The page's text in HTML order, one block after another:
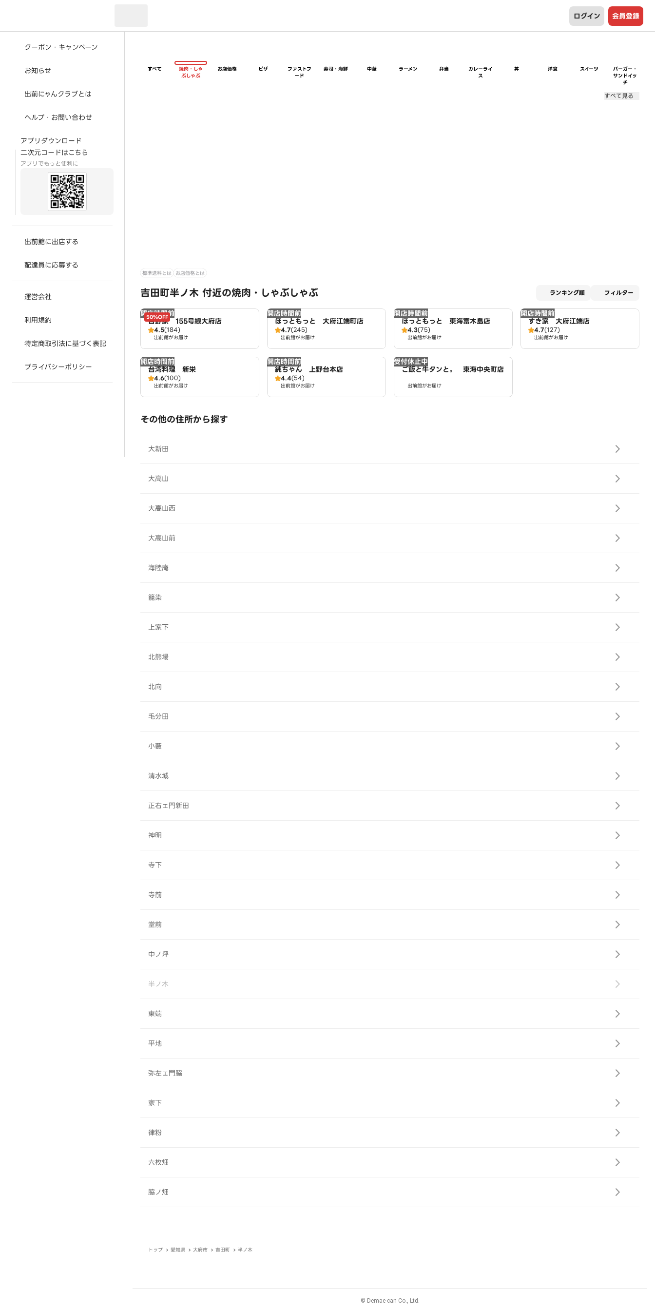
ログイン 会員登録
クーポン・キャンペーン
お知らせ
出前にゃんクラブとは
ヘルプ・お問い合わせ
アプリダウンロード
二次元コードはこちら
アプリでもっと便利に
出前館に出店する
配達員に応募する
運営会社
利用規約
特定商取引法に基づく表記
プライバシーポリシー
すべて
焼肉・しゃ
ぶしゃぶ
お店価格 ピザ
ファストフ
ード
寿司・海鮮 中華 ラーメン 弁当
カレーライ
ス
丼 洋食 スイーツ
バーガー・
サンドイッ
チ
すべて見る
標準送料とは お店価格とは
吉田町半ノ木 付近の焼肉・しゃぶしゃぶ ランキング順 フィルター
開店時間前
50%OFF
吉野家 155号線大府店
4.5(184)
出前館がお届け
開店時間前
ほっともっと 大府江端町店
4.7(245)
出前館がお届け
開店時間前
ほっともっと 東海富木島店
4.3(75)
出前館がお届け
開店時間前
すき家 大府江端店
4.7(127)
出前館がお届け
開店時間前
台湾料理 新栄
4.6(100)
出前館がお届け
開店時間前
純ちゃん 上野台本店
4.4(54)
出前館がお届け
受付休止中
ご飯と牛タンと。 東海中央町店
出前館がお届け
その他の住所から探す
大新田
大高山
大高山西
大高山前
海陸庵
籠染
上家下
北熊場
北向
毛分田
小藪
清水城
正右ェ門新田
神明
寺下
寺前
堂前
中ノ坪
半ノ木
東端
平地
弥左ェ門脇
家下
律粉
六枚畑
脇ノ畑
トップ 愛知県 大府市 吉田町 半ノ木
© Demae-can Co., Ltd.